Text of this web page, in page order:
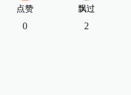
点赞
0
飘过
2